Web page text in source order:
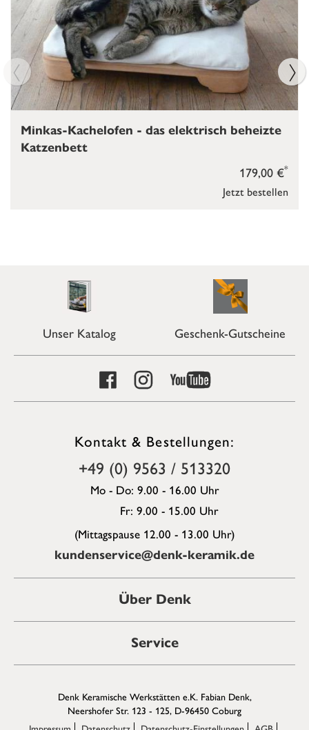
Jetzt bestellen
179,00 €*
Minkas-Kachelofen - das elektrisch beheizte
Katzenbett
Unser Katalog Geschenk-Gutscheine
Kontakt & Bestellungen:
+49 (0) 9563 / 513320
Mo - Do: 9.00 - 16.00 Uhr
Fr: 9.00 - 15.00 Uhr
(Mittagspause 12.00 - 13.00 Uhr)
kundenservice@denk-keramik.de
Über Denk
Service
Denk Keramische Werkstätten e.K. Fabian Denk,
Neershofer Str. 123 - 125, D-96450 Coburg